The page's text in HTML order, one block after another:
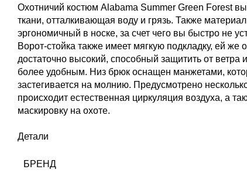
Охотничий костюм Alabama Summer Green Forest
ткани, отталкивающая воду и грязь. Также
эргономичный в носке, за счет чего вы быстро не
Ворот-стойка также имеет мягкую подкладку, ей
достаточно высокий, способный защитить от
более удобным. Низ брюк оснащен манжетами,
застегивается на молнию. Предусмотрено
происходит естественная циркуляция воздуха, а
маскировку на охоте.
Детали
БРЕНД